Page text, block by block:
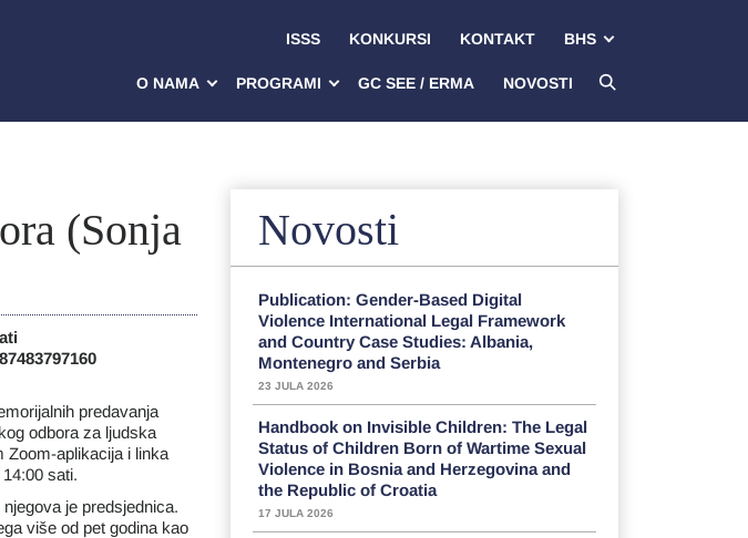
ISSS KONKURSI KONTAKT BHS
O NAMA PROGRAMI GC SEE / ERMA NOVOSTI
(Sonja
predavanja
odbora za ljudska
Zoom-aplikacija i linka
sati.
je predsjednica.
više od pet godina kao
Novosti
Publication: Gender-Based Digital
Violence International Legal Framework
and Country Case Studies: Albania,
Montenegro and Serbia
23 JULA 2026
Handbook on Invisible Children: The Legal
Status of Children Born of Wartime Sexual
Violence in Bosnia and Herzegovina and
the Republic of Croatia
17 JULA 2026